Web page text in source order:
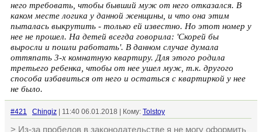
него требовать, чтобы бывший муж от него отказался. В
каком месте логика у данной женщины, и что она этим
пыталась выкрутить - только ей известно. Но этот номер у
нее не прошел. На детей всегда говорила: 'Скорей бы
выросли и пошли работать'. В данном случае думала
оттяпать 3-х комнатную квартиру. Для этого родила
третьего ребенка, чтобы от нее ушел муж, т.к. другого
способа избавиться от него и остаться с квартиркой у нее
не было.
#421 Chingiz | 11:40 06.01.2018 | Кому: Tolstoy
> Из-за пробелов в законодательстве я не могу оформить